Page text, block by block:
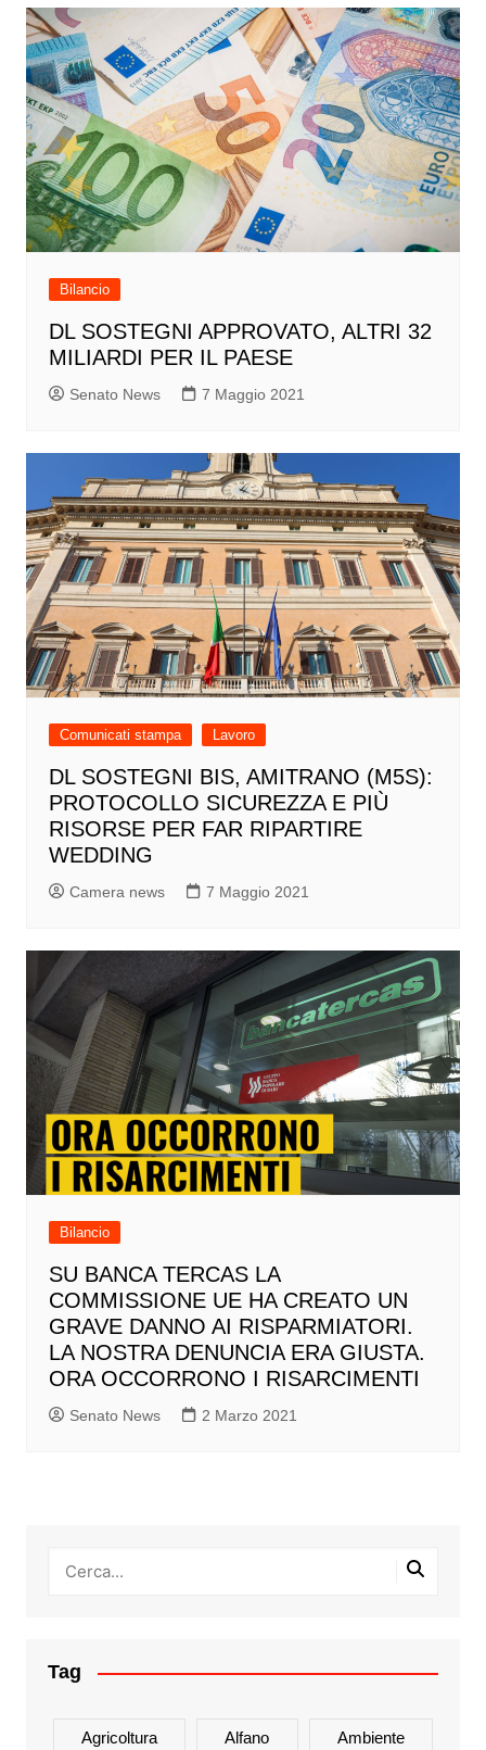
Bilancio
DL SOSTEGNI APPROVATO, ALTRI 32
MILIARDI PER IL PAESE
Senato News 7 Maggio 2021
Comunicati stampa Lavoro
DL SOSTEGNI BIS, AMITRANO (M5S):
PROTOCOLLO SICUREZZA E PIÙ
RISORSE PER FAR RIPARTIRE
WEDDING
Camera news 7 Maggio 2021
Bilancio
SU BANCA TERCAS LA
COMMISSIONE UE HA CREATO UN
GRAVE DANNO AI RISPARMIATORI.
LA NOSTRA DENUNCIA ERA GIUSTA.
ORA OCCORRONO I RISARCIMENTI
Senato News 2 Marzo 2021
Tag
Agricoltura Alfano Ambiente